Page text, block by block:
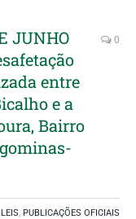
JUNHO
entre
e a
Bairro
0
LEIS, PUBLICAÇÕES OFICIAIS